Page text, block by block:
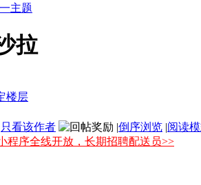
拉
只看该作者 |倒序浏览 |阅读
程序全线开放，长期招聘配送员>>